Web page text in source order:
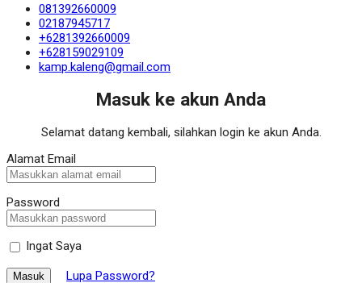
081392660009
02187945717
+6281392660009
+628159029109
kamp.kaleng@gmail.com
Masuk ke akun Anda
Selamat datang kembali, silahkan login ke akun Anda.
Alamat Email
Password
Ingat Saya
Masuk Lupa Password?